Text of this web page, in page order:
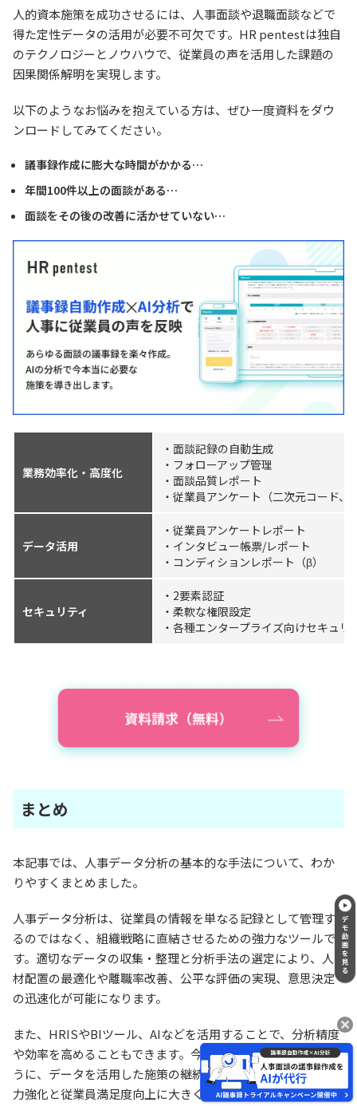
人的資本施策を成功させるには、人事面談や退職面談などで
得た定性データの活用が必要不可欠です。HR pentestは独自
のテクノロジーとノウハウで、従業員の声を活用した課題の
因果関係解明を実現します。
以下のようなお悩みを抱えている方は、ぜひ一度資料をダウ
ンロードしてみてください。
議事録作成に膨大な時間がかかる…
年間100件以上の面談がある…
面談をその後の改善に活かせていない…
業務効率化・高度化
・面談記録の自動生成
・フォローアップ管理
・面談品質レポート
・従業員アンケート（二次元コード、
データ活用
・従業員アンケートレポート
・インタビュー帳票/レポート
・コンディションレポート（β）
セキュリティ
・2要素認証
・柔軟な権限設定
・各種エンタープライズ向けセキュリ
まとめ
本記事では、人事データ分析の基本的な手法について、わか
りやすくまとめました。
人事データ分析は、従業員の情報を単なる記録として管理す
るのではなく、組織戦略に直結させるための強力なツールで
す。適切なデータの収集・整理と分析手法の選定により、人
材配置の最適化や離職率改善、公平な評価の実現、意思決定
の迅速化が可能になります。
また、HRISやBIツール、AIなどを活用することで、分析精度
や効率を高めることもできます。今回紹介した企業事例のよ
うに、データを活用した施策の継続的な改善は、組織の競争
力強化と従業員満足度向上に大きく貢献します。